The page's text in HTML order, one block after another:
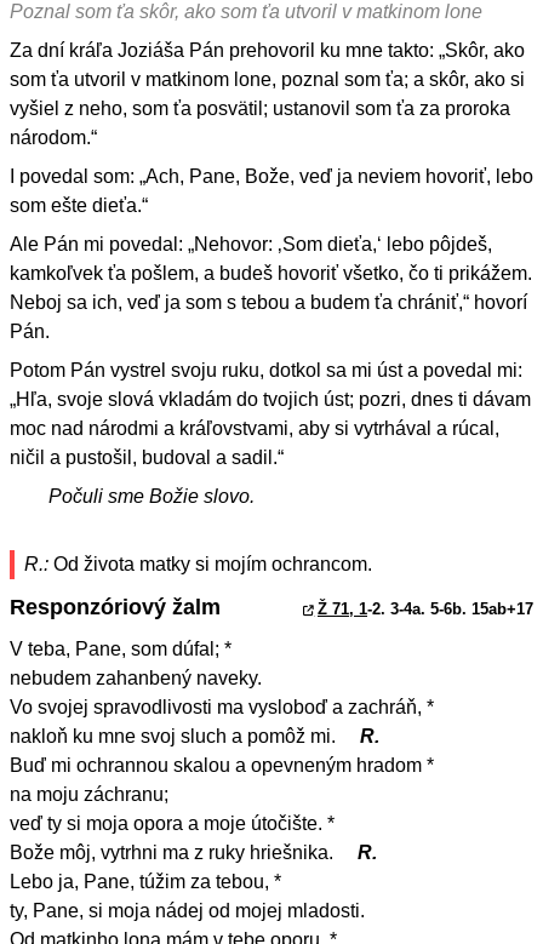
Poznal som ťa skôr, ako som ťa utvoril v matkinom lone
Za dní kráľa Joziáša Pán prehovoril ku mne takto: „Skôr, ako
som ťa utvoril v matkinom lone, poznal som ťa; a skôr, ako si
vyšiel z neho, som ťa posvätil; ustanovil som ťa za proroka
národom.“
I povedal som: „Ach, Pane, Bože, veď ja neviem hovoriť, lebo
som ešte dieťa.“
Ale Pán mi povedal: „Nehovor: ‚Som dieťa,‘ lebo pôjdeš,
kamkoľvek ťa pošlem, a budeš hovoriť všetko, čo ti prikážem.
Neboj sa ich, veď ja som s tebou a budem ťa chrániť,“ hovorí
Pán.
Potom Pán vystrel svoju ruku, dotkol sa mi úst a povedal mi:
„Hľa, svoje slová vkladám do tvojich úst; pozri, dnes ti dávam
moc nad národmi a kráľovstvami, aby si vytrhával a rúcal,
ničil a pustošil, budoval a sadil.“
Počuli sme Božie slovo.
R.: Od života matky si mojím ochrancom.
Responzóriový žalm Ž 71, 1-2. 3-4a. 5-6b. 15ab+17
V teba, Pane, som dúfal; *
nebudem zahanbený naveky.
Vo svojej spravodlivosti ma vysloboď a zachráň, *
nakloň ku mne svoj sluch a pomôž mi.
R.
Buď mi ochrannou skalou a opevneným hradom *
na moju záchranu;
veď ty si moja opora a moje útočište. *
Bože môj, vytrhni ma z ruky hriešnika.
R.
Lebo ja, Pane, túžim za tebou, *
ty, Pane, si moja nádej od mojej mladosti.
Od matkinho lona mám v tebe oporu, *